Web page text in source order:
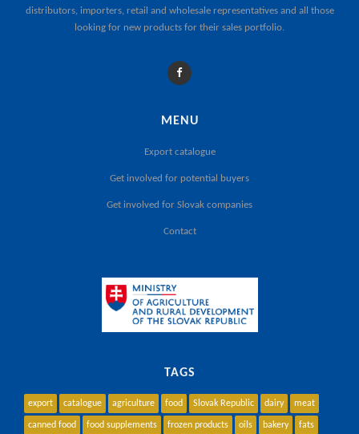
distributors, importers, retail and wholesale representatives and all those
looking for new products for their sales portfolio.
MENU
Export catalogue
Get involved for potential buyers
Get involved for Slovak companies
Contact
TAGS
export catalogue agriculture food Slovak Republic dairy meat
canned food food supplements frozen products oils bakery fats